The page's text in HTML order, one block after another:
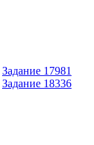
Задание 17981
Задание 18336